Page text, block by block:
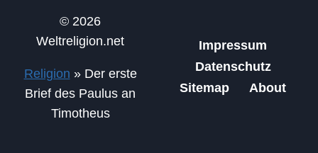
© 2026
Weltreligion.net
Religion » Der erste
Brief des Paulus an
Timotheus
Impressum
Datenschutz
Sitemap
About